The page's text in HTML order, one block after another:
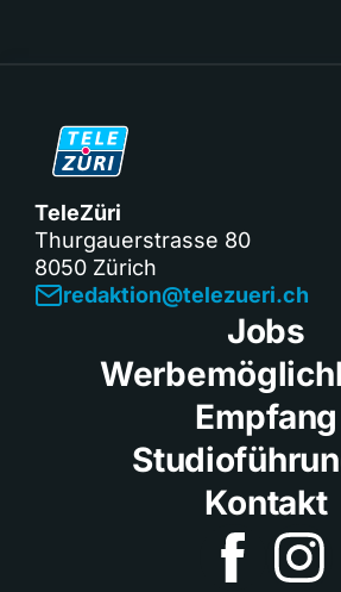
TeleZüri
Thurgauerstrasse 80
8050 Zürich
redaktion@telezueri.ch
Jobs
Empfang
Kontakt